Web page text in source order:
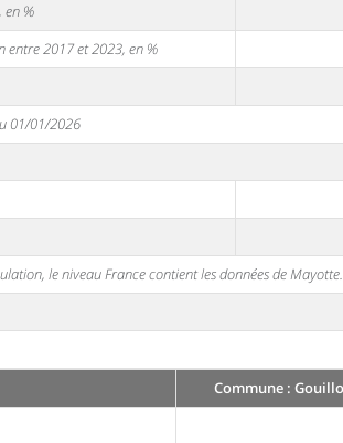
%
entre 2017 et 2023, en %
01/01/2026
le niveau France contient les données de Mayotte.
Commune :